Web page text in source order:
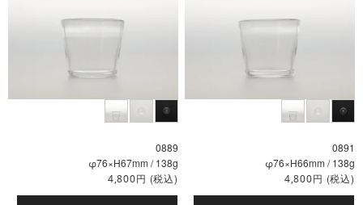
0889
φ76×H67mm / 138g
4,800円 (税込)
0891
φ76×H66mm / 138g
4,800円 (税込)